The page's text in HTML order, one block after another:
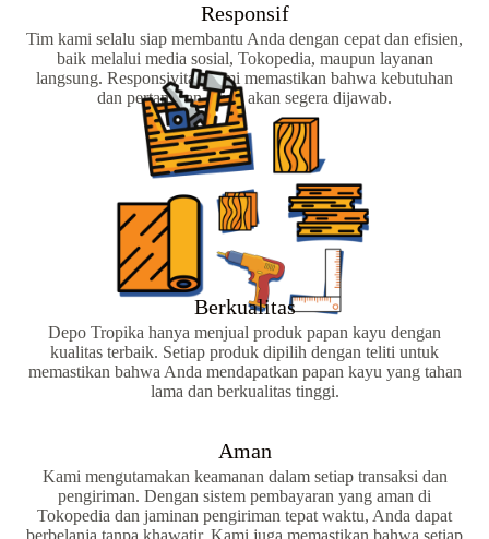
Responsif
Tim kami selalu siap membantu Anda dengan cepat dan efisien,
baik melalui media sosial, Tokopedia, maupun layanan
langsung. Responsivitas kami memastikan bahwa kebutuhan
dan pertanyaan Anda akan segera dijawab.
Berkualitas
Depo Tropika hanya menjual produk papan kayu dengan
kualitas terbaik. Setiap produk dipilih dengan teliti untuk
memastikan bahwa Anda mendapatkan papan kayu yang tahan
lama dan berkualitas tinggi.
Aman
Kami mengutamakan keamanan dalam setiap transaksi dan
pengiriman. Dengan sistem pembayaran yang aman di
Tokopedia dan jaminan pengiriman tepat waktu, Anda dapat
berbelanja tanpa khawatir. Kami juga memastikan bahwa setiap